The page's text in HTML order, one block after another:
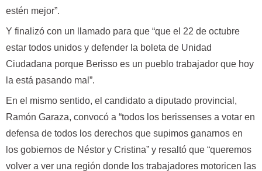
estén mejor”.
Y finalizó con un llamado para que “que el 22 de octubre
estar todos unidos y defender la boleta de Unidad
Ciudadana porque Berisso es un pueblo trabajador que hoy
la está pasando mal”.
En el mismo sentido, el candidato a diputado provincial,
Ramón Garaza, convocó a “todos los berissenses a votar en
defensa de todos los derechos que supimos ganarnos en
los gobiernos de Néstor y Cristina” y resaltó que “queremos
volver a ver una región donde los trabajadores motoricen las